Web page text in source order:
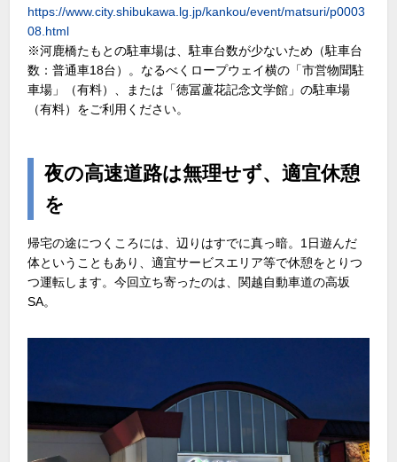
https://www.city.shibukawa.lg.jp/kankou/event/matsuri/p0003
08.html
※河鹿橋たもとの駐車場は、駐車台数が少ないため（駐車台
数：普通車18台）。なるべくロープウェイ横の「市営物聞駐
車場」（有料）、または「徳冨蘆花記念文学館」の駐車場
（有料）をご利用ください。
夜の高速道路は無理せず、適宜休憩
を
帰宅の途につくころには、辺りはすでに真っ暗。1日遊んだ
体ということもあり、適宜サービスエリア等で休憩をとりつ
つ運転します。今回立ち寄ったのは、関越自動車道の高坂
SA。